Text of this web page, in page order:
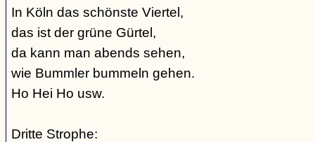
In Köln das schönste Viertel,
das ist der grüne Gürtel,
da kann man abends sehen,
wie Bummler bummeln gehen.
Ho Hei Ho usw.
Dritte Strophe: